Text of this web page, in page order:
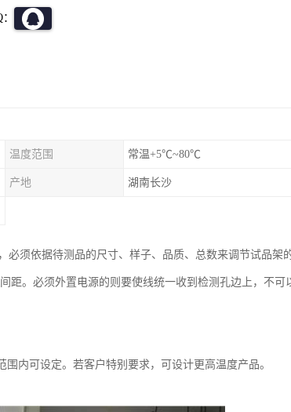
温度范围 常温+5℃~80℃
产地 湖南长沙
须依据待测品的尺寸、样子、品质、总数来调节试品架的
距。必须外置电源的则要使线统一收到检测孔边上，不可
内可设定。若客户特别要求，可设计更高温度产品。